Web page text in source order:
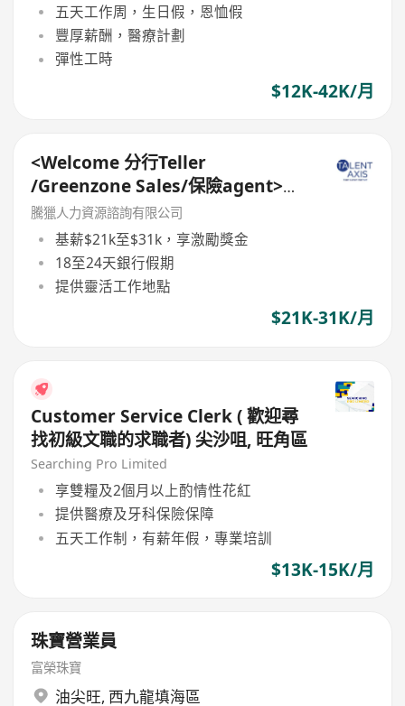
五天工作周，生日假，恩恤假
豐厚薪酬，醫療計劃
彈性工時
$12K-42K/月
<Welcome 分行Teller
/Greenzone Sales/保險agent>
General Banking Manager
騰獵人力資源諮詢有限公司
基薪$21k至$31k，享激勵獎金
18至24天銀行假期
提供靈活工作地點
$21K-31K/月
Customer Service Clerk ( 歡迎尋
找初級文職的求職者) 尖沙咀, 旺角區
Searching Pro Limited
享雙糧及2個月以上酌情性花紅
提供醫療及牙科保險保障
五天工作制，有薪年假，專業培訓
$13K-15K/月
珠寶營業員
富榮珠寶
油尖旺, 西九龍填海區